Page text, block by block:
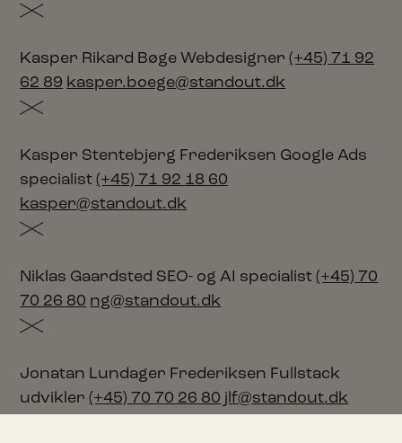
Kasper Rikard BøgeWebdesigner (+45) 71 92
62 89 kasper.boege@standout.dk
Kasper Stentebjerg Frederiksen Google Ads
specialist(+45) 71 92 18 60
kasper@standout.dk
Niklas Gaardsted SEO- og AI specialist(+45) 70
70 26 80 ng@standout.dk
Jonatan Lundager Frederiksen Fullstack
udvikler (+45) 70 70 26 80 jlf@standout.dk